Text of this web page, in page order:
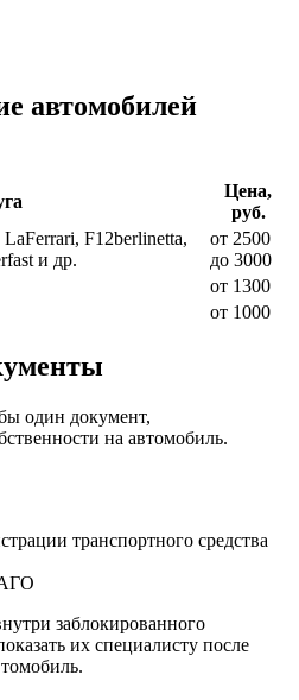
автомобилей
Цена,
руб.
F12berlinetta,
и др.
от 2500
до 3000
от 1300
от 1000
один документ,
на автомобиль.
транспортного средства
заблокированного
их специалисту после